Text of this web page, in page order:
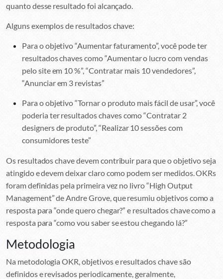
quanto desse resultado foi alcançado.
Alguns exemplos de resultados chave:
Para o objetivo “Aumentar faturamento”, você pode ter
resultados chaves como “Aumentar o lucro com vendas
pelo site em 10 %”, “Contratar mais 10 vendedores”,
“Anunciar em 3 revistas”
Para o objetivo “Tornar o produto mais fácil de usar”, você
poderia ter resultados chaves como “Contratar 2
designers de produto”, “Realizar 10 sessões com
consumidores teste”
Os resultados chave devem contribuir para que o objetivo seja
atingido e devem deixar claro como podem ser medidos. OKRs
foram definidas pela primeira vez no livro “High Output
Management” de Andre Grove, que resumiu objetivos como a
resposta para “onde quero chegar?” e resultados chave como a
resposta para “como vou saber se estou chegando lá?”
Metodologia
Na metodologia OKR, objetivos e resultados chave são
definidos e revisados periodicamente, geralmente,